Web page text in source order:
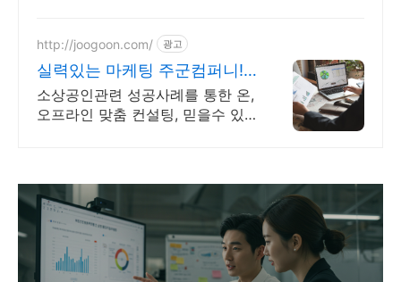
http://joogoon.com/ 광고
실력있는 마케팅 주군컴퍼니!
광고 성과는 톡톡히!
소상공인관련 성공사례를 통한 온,
오프라인 맞춤 컨설팅, 믿을수 있